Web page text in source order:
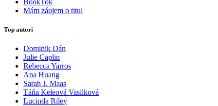
Mám záujem o titul
Top autori
Dominik Dán
Julie Caplin
Rebecca Yarros
Ana Huang
Sarah J. Maas
Táňa Keleová Vasilková
Lucinda Riley